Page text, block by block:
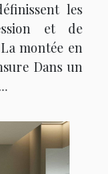
les
et de
montée en
Dans un